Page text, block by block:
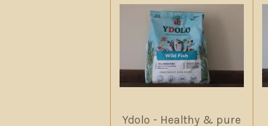
Ydolo - Healthy & pure